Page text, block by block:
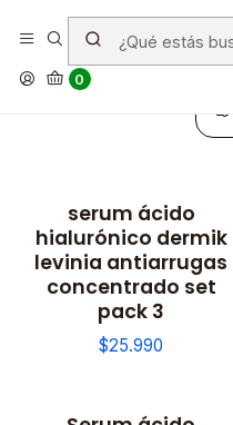
0
No disponible
serum ácido
hialurónico dermik
levinia antiarrugas
concentrado set
pack 3
$25.990